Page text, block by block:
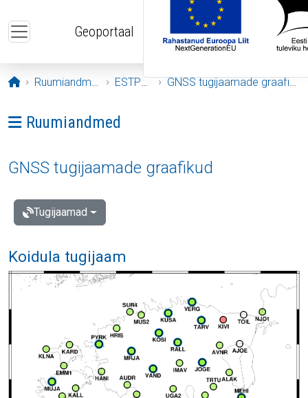
Geoportaal
Avaleht
Ruumiandmed ESTPOS GNSS tugijaamade graafikud
Ava menüü: Ruumiandmed
Ruumiandmed
GNSS tugijaamade graafikud
Tugijaamad
Koidula tugijaam